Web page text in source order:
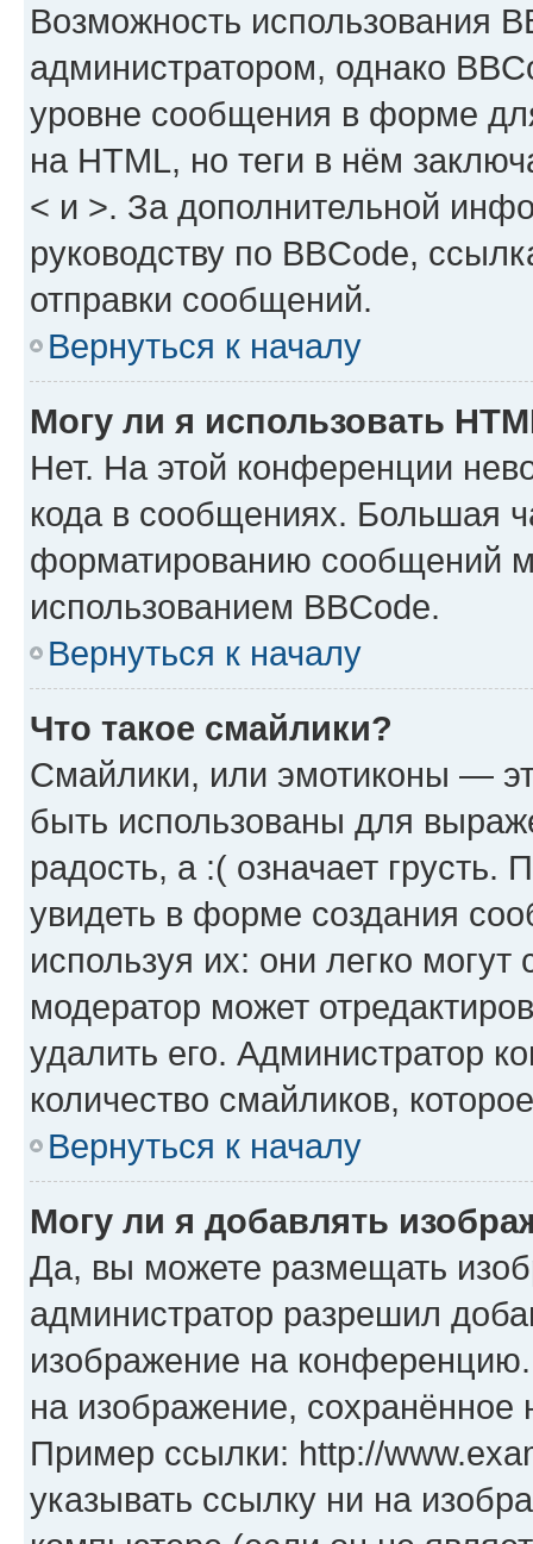
Возможность использования
администратором, однако
уровне сообщения в форме
на HTML, но теги в нём
< и >. За дополнительной
руководству по BBCode,
отправки сообщений.
Вернуться к началу
Могу ли я использовать
Нет. На этой конференции
кода в сообщениях. Большая
форматированию сообщений
использованием BBCode.
Вернуться к началу
Что такое смайлики?
Смайлики, или эмотиконы —
быть использованы для
радость, а :( означает
увидеть в форме создания
используя их: они легко
модератор может
удалить его. Администратор
количество смайликов,
Вернуться к началу
Могу ли я добавлять
Да, вы можете размещать
администратор разрешил
изображение на
на изображение,
Пример ссылки: http://
указывать ссылку ни на